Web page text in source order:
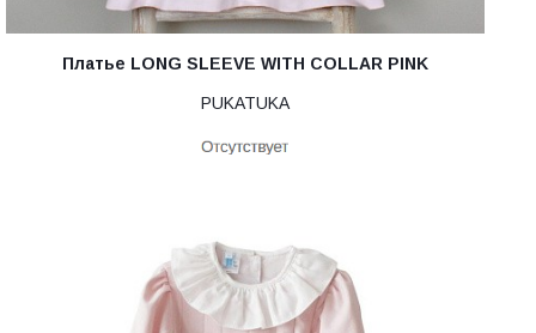
Платье LONG SLEEVE WITH COLLAR PINK
PUKATUKA